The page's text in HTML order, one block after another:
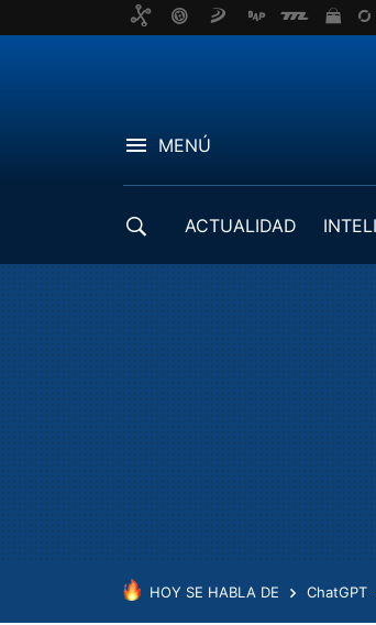
MENÚ
ACTUALIDAD
HOY SE HABLA DE ChatGPT